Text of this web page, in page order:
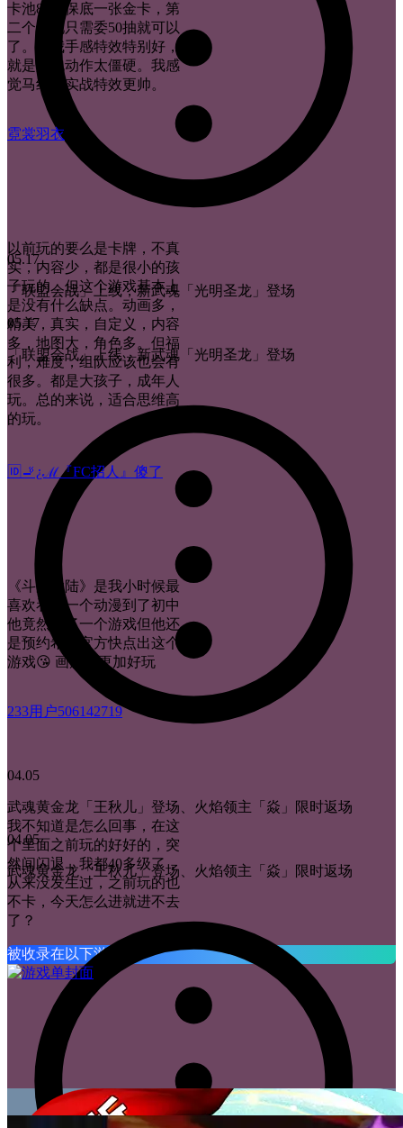
05.17
「联盟会战」上线，新武魂「光明圣龙」登场
05.17
「联盟会战」上线，新武魂「光明圣龙」登场
04.05
武魂黄金龙「王秋儿」登场、火焰领主「焱」限时返场
04.05
武魂黄金龙「王秋儿」登场、火焰领主「焱」限时返场
卡池80抽保底一张金卡，第
二个卡池只需委50抽就可以
了。给我手感特效特别好，
就是疾跑动作太僵硬。我感
觉马红俊实战特效更帅。
霓裳羽衣
以前玩的要么是卡牌，不真
实，内容少，都是很小的孩
子玩的，但这个游戏基本上
是没有什么缺点。动画多，
精美，真实，自定义，内容
多，地图大，角色多。但福
利，难度，组队应该也会有
很多。都是大孩子，成年人
玩。总的来说，适合思维高
的玩。
🆔🚬¿ℳ『FC招人』傻了
《斗罗大陆》是我小时候最
喜欢看的一个动漫到了初中
他竟然出了一个游戏但他还
是预约希望官方快点出这个
游戏😘 画质高更加好玩
233用户506142719
我不知道是怎么回事，在这
个里面之前玩的好好的，突
然间闪退，我都40多级了，
从来没发生过，之前玩的也
不卡，今天怎么进就进不去
了？
被收录在以下游戏单